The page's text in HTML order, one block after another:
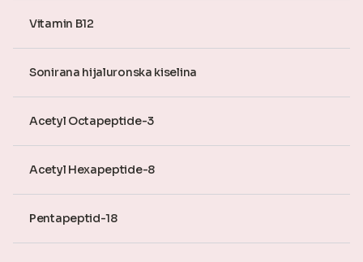
Vitamin B12
Sonirana hijaluronska kiselina
Acetyl Octapeptide-3
Acetyl Hexapeptide-8
Pentapeptid-18